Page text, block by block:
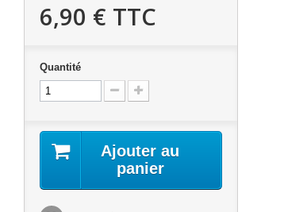
6,90 € TTC
Quantité
Ajouter au
panier